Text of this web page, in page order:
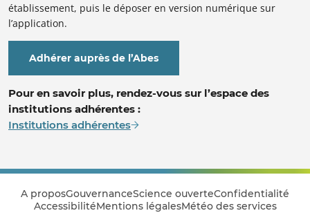
établissement, puis le déposer en version numérique sur
l’application.
Adhérer auprès de l’Abes
Pour en savoir plus, rendez-vous sur l’espace des
institutions adhérentes :
Institutions adhérentes
A proposGouvernanceScience ouverteConfidentialité
AccessibilitéMentions légalesMétéo des services